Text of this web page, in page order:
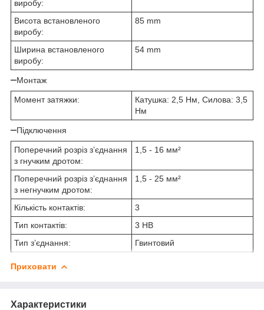
виробу:
Висота встановленого
виробу:
85 mm
Ширина встановленого
виробу:
54 mm
Монтаж
Момент затяжки:
Катушка: 2,5 Нм, Силова: 3,5
Нм
Підключення
Поперечний розріз з’єднання
з гнучким дротом:
1,5 - 16 мм²
Поперечний розріз з’єднання
з негнучким дротом:
1,5 - 25 мм²
Кількість контактів:
3
Тип контактів:
3 НВ
Тип з’єднання:
Гвинтовий
Приховати
Характеристики